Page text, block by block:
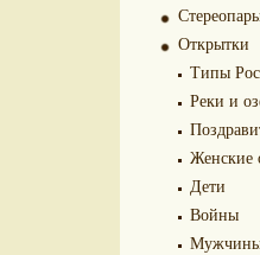
Открытки
Типы
Реки и
Женские
Дети
Войны